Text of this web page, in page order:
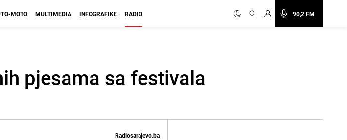
90,2 FM
MOTO MULTIMEDIA INFOGRAFIKE RADIO
pjesama sa festivala
Radiosarajevo.ba